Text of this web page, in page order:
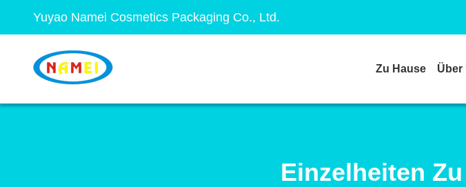
Yuyao Namei Cosmetics Packaging Co., Ltd.
Zu Hause Über
Einzelheiten